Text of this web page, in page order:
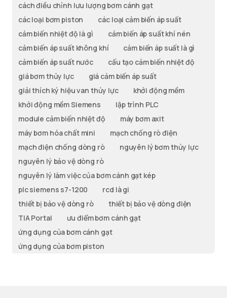
cách điều chỉnh lưu lượng bơm cánh gạt
các loại bơm piston
các loại cảm biến áp suất
cảm biến nhiệt độ là gì
cảm biến áp suất khí nén
cảm biến áp suất không khí
cảm biến áp suất là gì
cảm biến áp suất nước
cấu tạo cảm biến nhiệt độ
giá bơm thủy lực
giá cảm biến áp suất
giải thích ký hiệu van thủy lực
khởi động mềm
khởi động mềm Siemens
lập trình PLC
module cảm biến nhiệt độ
máy bơm axit
máy bơm hóa chất mini
mạch chống rò điện
mạch điện chống dòng rò
nguyên lý bơm thủy lực
nguyên lý bảo vệ dòng rò
nguyên lý làm việc của bơm cánh gạt kép
plc siemens s7-1200
rcd là gi
thiết bị bảo vệ dòng rò
thiết bị bảo vệ dòng điện
TIA Portal
ưu điểm bơm cánh gạt
ứng dụng của bơm cánh gạt
ứng dụng của bơm piston